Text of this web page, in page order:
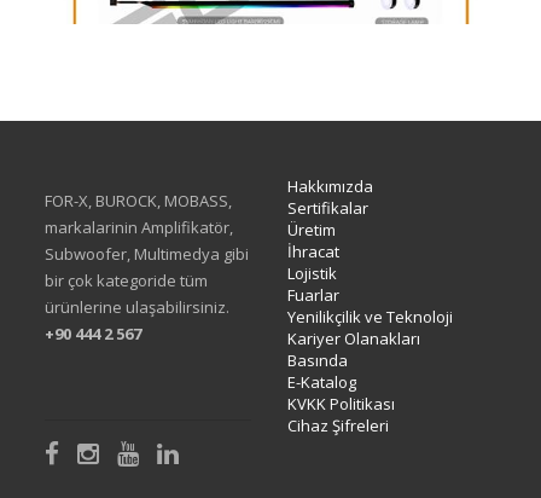
FOR-X, BUROCK, MOBASS,
markalarinin Amplifikatör,
Subwoofer, Multimedya gibi
bir çok kategoride tüm
ürünlerine ulaşabilirsiniz.
+90 444 2 567
Hakkımızda
Sertifikalar
Üretim
İhracat
Lojistik
Fuarlar
Yenilikçilik ve Teknoloji
Kariyer Olanakları
Basında
E-Katalog
KVKK Politikası
Cihaz Şifreleri